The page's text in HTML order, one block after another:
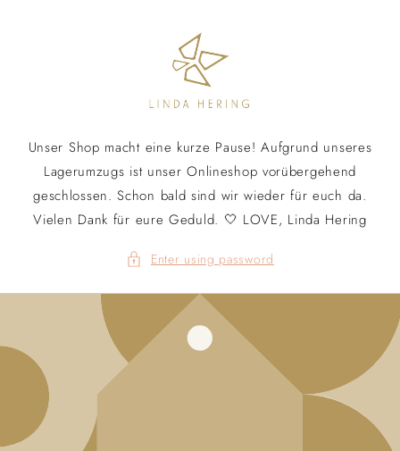
Unser Shop macht eine kurze Pause! Aufgrund unseres
Lagerumzugs ist unser Onlineshop vorübergehend
geschlossen. Schon bald sind wir wieder für euch da.
Vielen Dank für eure Geduld. 🤍 LOVE, Linda Hering
Enter using password